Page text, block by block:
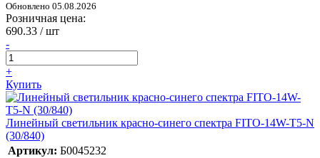
Обновлено 05.08.2026
Розничная цена:
690.33 / шт
-
+
Купить
Линейный светильник красно-синего спектра FITO-14W-Т5-N
(30/840)
Артикул: Б0045232